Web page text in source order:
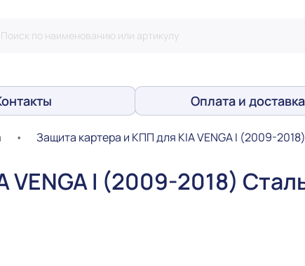
Оплата и доставка
• Защита картера и КПП для KIA VENGA I (2009-
VENGA I (2009-2018)